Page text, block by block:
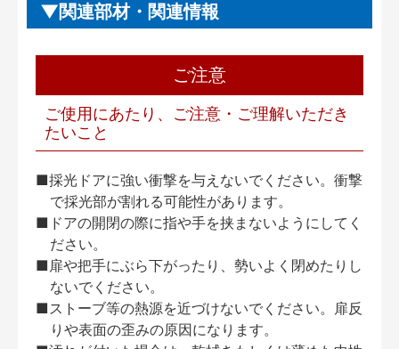
関連部材・関連情報
ご注意
ご使用にあたり、ご注意・ご理解いただき
たいこと
■採光ドアに強い衝撃を与えないでください。衝撃
で採光部が割れる可能性があります。
■ドアの開閉の際に指や手を挟まないようにしてく
ださい。
■扉や把手にぶら下がったり、勢いよく閉めたりし
ないでください。
■ストーブ等の熱源を近づけないでください。扉反
りや表面の歪みの原因になります。